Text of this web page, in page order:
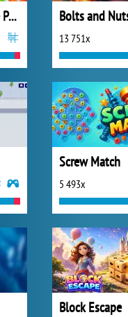
Snake Go: Escape Puzzle
13 751x
Screw Match
5 493x
Block Escape